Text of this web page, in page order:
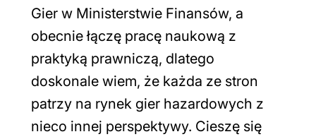
Gier w Ministerstwie Finansów, a
obecnie łączę pracę naukową z
praktyką prawniczą, dlatego
doskonale wiem, że każda ze stron
patrzy na rynek gier hazardowych z
nieco innej perspektywy. Cieszę się